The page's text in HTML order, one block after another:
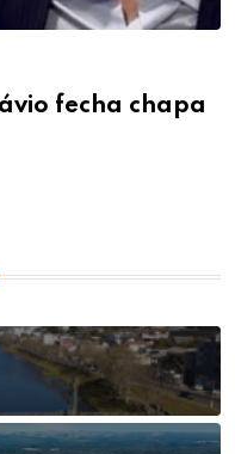
fecha chapa